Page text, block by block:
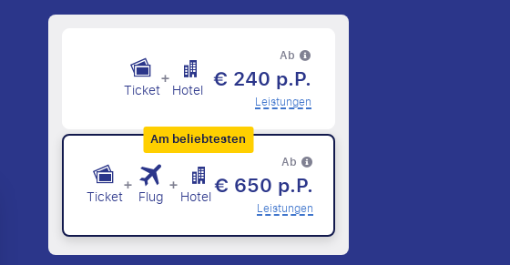
Ticket+Hotel
Ab
€ 240 p.P.
Leistungen
Am beliebtesten
Ticket+ Flug +Hotel
Ab
€ 650 p.P.
Leistungen